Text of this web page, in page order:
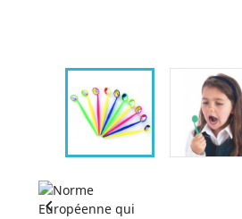
